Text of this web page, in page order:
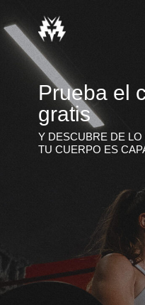
Y DESCUBRE DE LO
TU CUERPO ES
Prueba el
gratis